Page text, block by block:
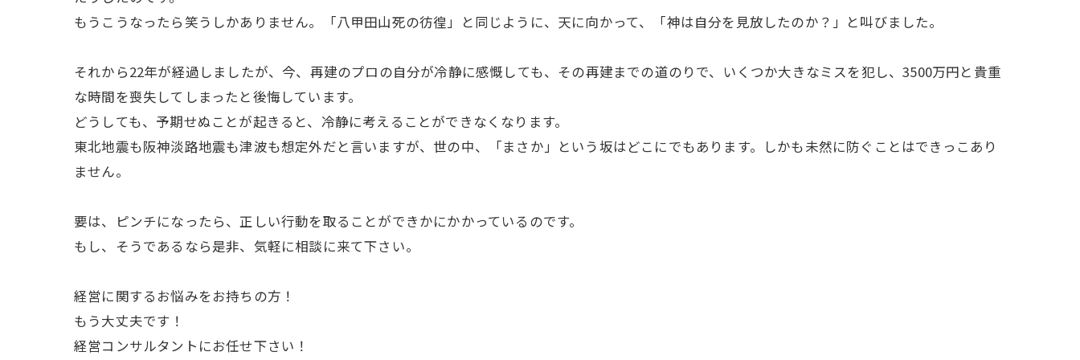
もうこうなったら笑うしかありません。「八甲田山死の彷徨」と同じように、天に向かって、「神は自分を見放したのか？」と叫びました。
それから22年が経過しましたが、今、再建のプロの自分が冷静に感慨しても、その再建までの道のりで、いくつか大きなミスを犯し、3500万円と貴重
な時間を喪失してしまったと後悔しています。
どうしても、予期せぬことが起きると、冷静に考えることができなくなります。
東北地震も阪神淡路地震も津波も想定外だと言いますが、世の中、「まさか」という坂はどこにでもあります。しかも未然に防ぐことはできっこあり
ません。
要は、ピンチになったら、正しい行動を取ることができかにかかっているのです。
もし、そうであるなら是非、気軽に相談に来て下さい。
経営に関するお悩みをお持ちの方！
もう大丈夫です！
経営コンサルタントにお任せ下さい！